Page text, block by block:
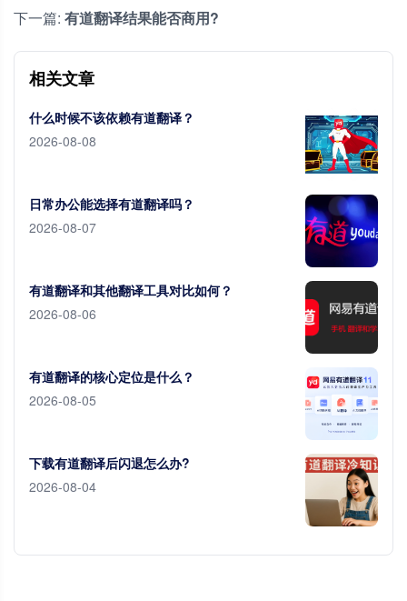
下一篇: 有道翻译结果能否商用?
相关文章
什么时候不该依赖有道翻译？
2026-08-08
日常办公能选择有道翻译吗？
2026-08-07
有道翻译和其他翻译工具对比如何？
2026-08-06
有道翻译的核心定位是什么？
2026-08-05
下载有道翻译后闪退怎么办?
2026-08-04